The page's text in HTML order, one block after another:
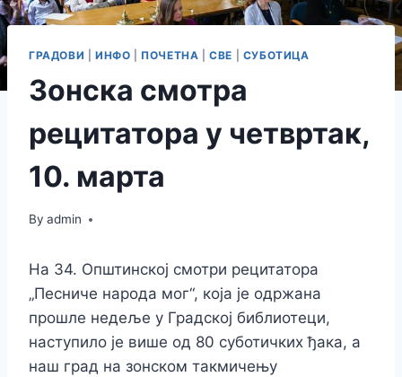
ГРАДОВИ ИНФО ПОЧЕТНА |СВЕ СУБОТИЦА
Зонска смотра
рецитатора у четвртак,
10. марта
By admin
На 34. Општинској смотри рецитатора
„Песниче народа мог“, која је одржана
прошле недеље у Градској библиотеци,
наступило је више од 80 суботичких ђака, а
наш град на зонском такмичењу